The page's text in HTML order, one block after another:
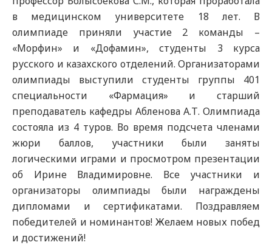
в медицинском университете 18 лет. В
олимпиаде приняли участие 2 команды –
«Морфин» и «Дофамин», студенты 3 курса
русского и казахского отделений. Организаторами
олимпиады выступили студенты группы 401
специальности «Фармация» и старший
преподаватель кафедры Абленова А.Т. Олимпиада
состояла из 4 туров. Во время подсчета членами
жюри баллов, участники были заняты
логическими играми и просмотром презентации
об Ирине Владимировне. Все участники и
организаторы олимпиады были награждены
дипломами и сертификатами. Поздравляем
победителей и номинантов! Желаем новых побед
и достижений!